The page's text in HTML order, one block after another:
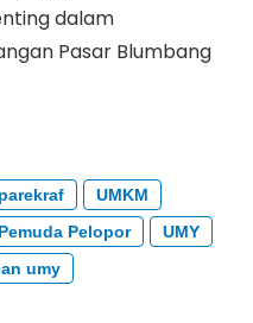
dalam
Pasar Blumbang
UMKM
Pemuda Pelopor
UMY
umy